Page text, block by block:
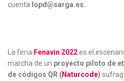
cuenta lopd@sarga.es.
La feria Fenavin 2022es el
marcha de un proyecto piloto de
de códigos QR (Naturcode)